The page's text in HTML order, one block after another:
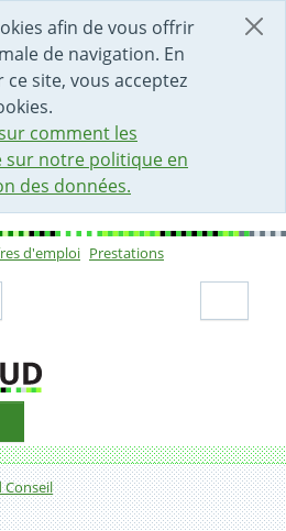
afin de vous offrir
de navigation. En
site, vous acceptez
comment les
sur notre politique en
des données.
DE LA PAGE
d'emploi Prestations
Conseil